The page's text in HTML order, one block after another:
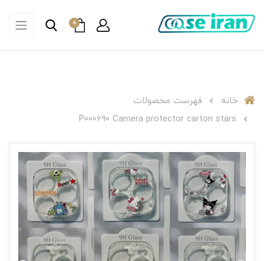
0
خانه
فهرست محصولات
P000690 Camera protector carton stars